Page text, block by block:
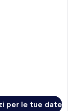
per le tue date